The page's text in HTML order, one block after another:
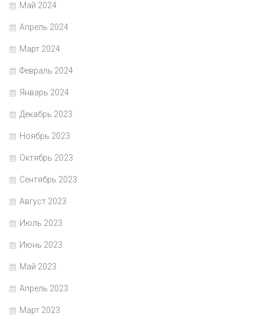
Май 2024
Апрель 2024
Март 2024
Февраль 2024
Январь 2024
Декабрь 2023
Ноябрь 2023
Октябрь 2023
Сентябрь 2023
Август 2023
Июль 2023
Июнь 2023
Май 2023
Апрель 2023
Март 2023